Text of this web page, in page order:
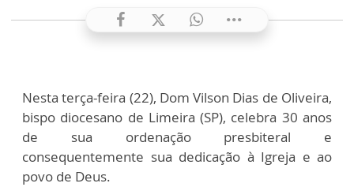
Nesta terça-feira (22), Dom Vilson Dias de Oliveira,
bispo diocesano de Limeira (SP), celebra 30 anos
de sua ordenação presbiteral e
consequentemente sua dedicação à Igreja e ao
povo de Deus.